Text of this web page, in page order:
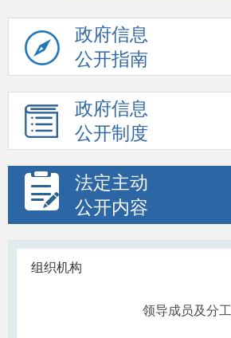
政府信息
公开指南
政府信息
公开制度
法定主动
公开内容
组织机构
领导成员及分工